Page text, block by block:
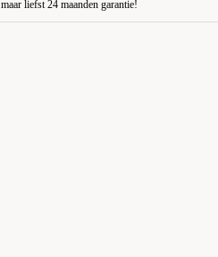
maar liefst 24 maanden garantie!